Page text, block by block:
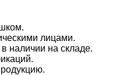
лицами.
наличии на складе.